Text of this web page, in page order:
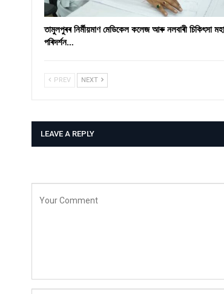
তামুলপুৰৰ নিৰ্মীয়মাণ মেডিকেল কলেজ আৰু নলবাৰী চিকিৎসা
পৰিদৰ্শন…
PREV NEXT
LEAVE A REPLY